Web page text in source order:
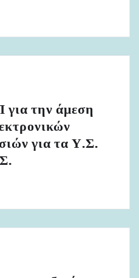
την άμεση
για τα Υ.Σ.